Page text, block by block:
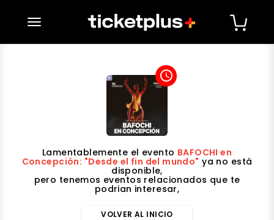
desplegar navegación
access_time
Lamentablemente el evento BAFOCHI en
Concepción: "Desde el fin del mundo" ya no está
disponible,
pero tenemos eventos relacionados que te
podrian interesar,
VOLVER AL INICIO